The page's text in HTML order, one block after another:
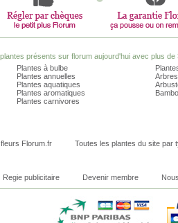
présents sur florum aujourd'hui avec plus de
Plantes à bulbe
Plantes annuelles
Plantes aquatiques
Plantes aromatiques
Plantes carnivores
Florum.fr Toutes les plantes du site par
Regie publicitaire Devenir membre